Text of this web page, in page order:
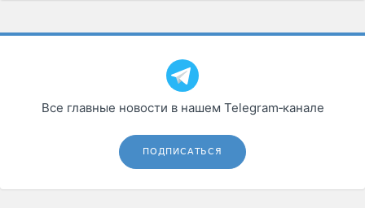
Все главные новости в нашем Telegram‑канале
ПОДПИСАТЬСЯ